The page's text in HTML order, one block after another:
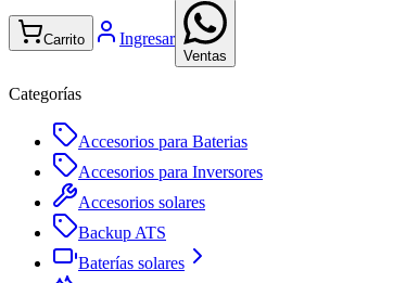
Carrito Ingresar
Ventas
Categorías
Accesorios para Baterias
Accesorios para Inversores
Accesorios solares
Backup ATS
Baterías solares